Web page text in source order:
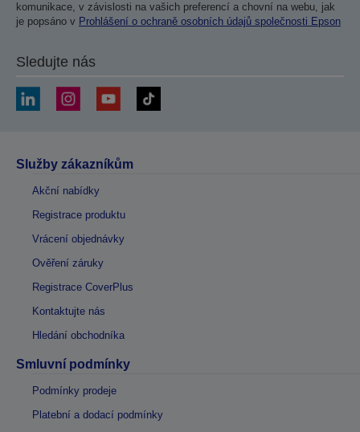
komunikace, v závislosti na vašich preferencí a chovní na webu, jak
je popsáno v Prohlášení o ochraně osobních údajů společnosti Epson
Sledujte nás
Služby zákazníkům
Akční nabídky
Registrace produktu
Vrácení objednávky
Ověření záruky
Registrace CoverPlus
Kontaktujte nás
Hledání obchodníka
Smluvní podmínky
Podmínky prodeje
Platební a dodací podmínky